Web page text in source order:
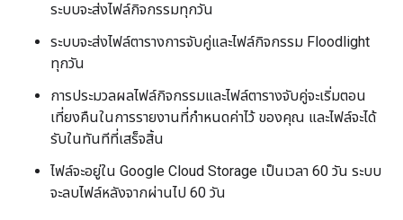
ระบบจะส่งไฟล์กิจกรรมทุกวัน
ระบบจะส่งไฟล์ตารางการจับคู่และไฟล์กิจกรรม Floodlight
ทุกวัน
การประมวลผลไฟล์กิจกรรมและไฟล์ตารางจับคู่จะเริ่มตอน
เที่ยงคืนในการรายงานที่กำหนดค่าไว้ ของคุณ และไฟล์จะได้
รับในทันทีที่เสร็จสิ้น
ไฟล์จะอยู่ใน Google Cloud Storage เป็นเวลา 60 วัน ระบบ
จะลบไฟล์หลังจากผ่านไป 60 วัน